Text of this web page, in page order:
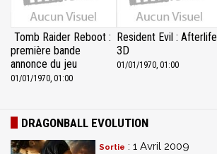
Tomb Raider Reboot :
première bande
annonce du jeu
01/01/1970, 01:00
Resident Evil : Afterlife
3D
01/01/1970, 01:00
DRAGONBALL EVOLUTION
Sortie : 1 Avril 2009